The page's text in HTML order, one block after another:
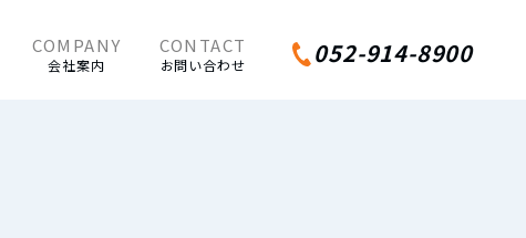
会社案内 お問い合わせ 052-914-8900